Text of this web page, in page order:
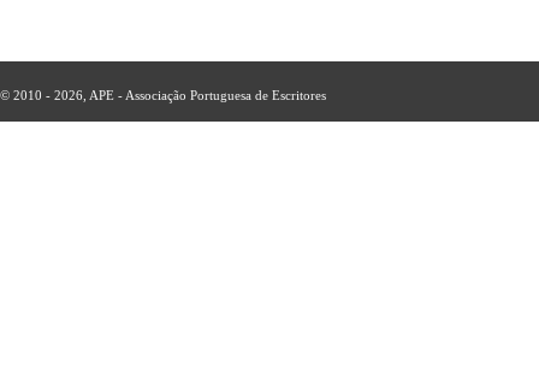
© 2010 - 2026, APE - Associação Portuguesa de Escritores